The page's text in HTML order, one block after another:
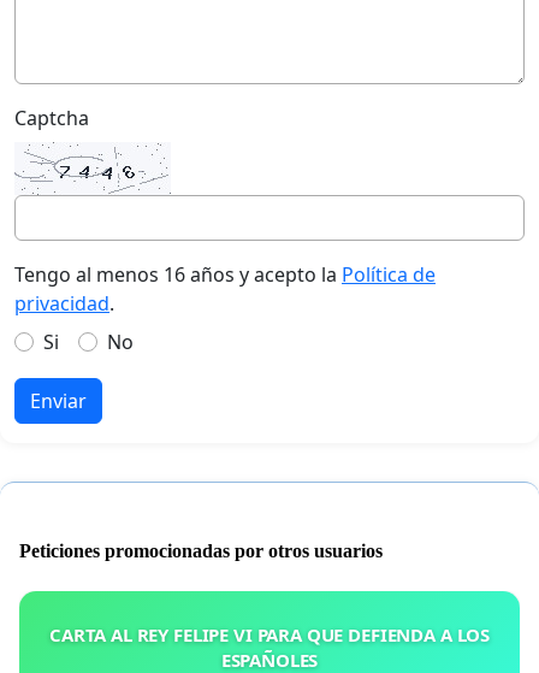
Captcha
Tengo al menos 16 años y acepto la Política de
privacidad.
Si
No
Enviar
Peticiones promocionadas por otros usuarios
CARTA AL REY FELIPE VI PARA QUE DEFIENDA A LOS
ESPAÑOLES